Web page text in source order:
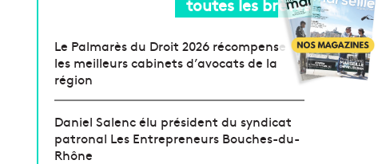
toutes les brèves
Le Palmarès du Droit 2026 récompense
les meilleurs cabinets d’avocats de la
région
Daniel Salenc élu président du syndicat
patronal Les Entrepreneurs Bouches-du-
Rhône